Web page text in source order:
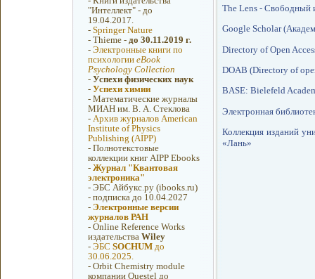
"Интеллект" - до
19.04.2017.
- Springer Nature
- Thieme - до 30.11.2019 г.
- Электронные книги по
психологии eBook
Psychology Collection
- Успехи физических наук
- Успехи химии
- Математические журналы
МИАН им. В. А. Стеклова
- Архив журналов American
Institute of Physics
Publishing (AIPP)
- Полнотекстовые
коллекции книг AIPP Ebooks
- Журнал "Квантовая
электроника"
- ЭБС Айбукс.ру (ibooks.ru)
- подписка до 10.04.2027
- Электронные версии
журналов РАН
- Online Reference Works
издательства Wiley
- ЭБС SOCHUMдо
30.06.2025.
- Orbit Chemistry module
компании Questel до
The Lens - Свободный
Google Scholar
Directory of Open
DOAB (Directory of
BASE: Bielefeld
Электронная
Коллекция изданий
«Лань»